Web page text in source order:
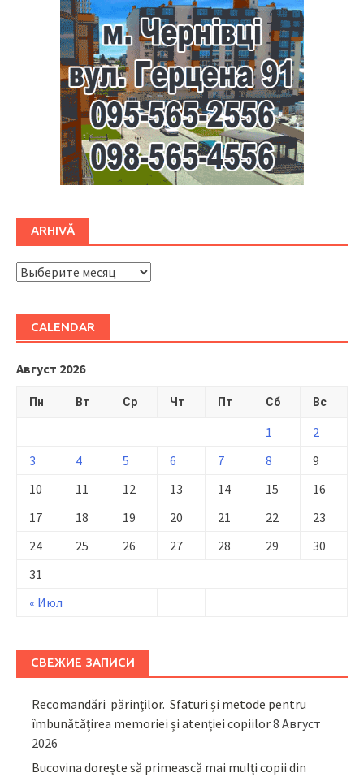
ARHIVĂ
ARHIVĂ
CALENDAR
Август 2026
Пн Вт Ср Чт Пт Сб Вс
« Июл
1
2
3
4 5 6 7 8
9
10
11 12 13 14 15
16
17
18 19 20 21 22
23
24
25 26 27 28 29
30
31
СВЕЖИЕ ЗАПИСИ
Recomandări părinţilor. Sfaturi și metode pentru
îmbunătățirea memoriei și atenției copiilor8 Август
2026
Bucovina dorește să primească mai mulți copii din